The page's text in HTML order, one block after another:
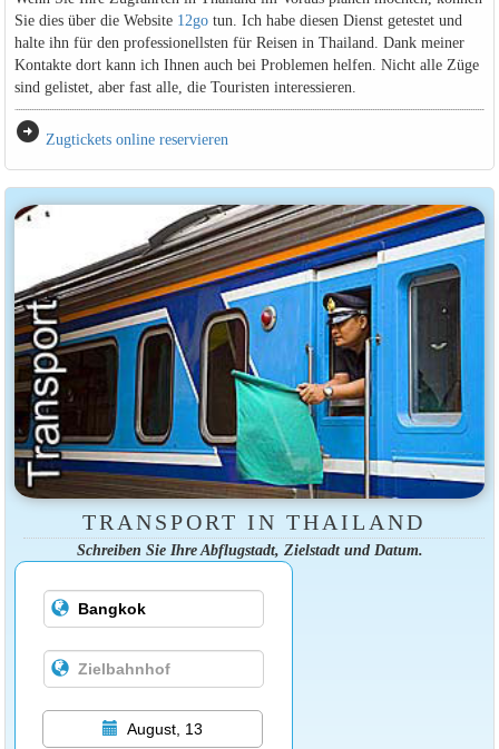
Sie dies über die Website 12gotun. Ich habe diesen Dienst getestet und
halte ihn für den professionellsten für Reisen in Thailand. Dank meiner
Kontakte dort kann ich Ihnen auch bei Problemen helfen. Nicht alle Züge
sind gelistet, aber fast alle, die Touristen interessieren.
arrow_circle_right Zugtickets online reservieren
TRANSPORT IN THAILAND
Schreiben Sie Ihre Abflugstadt, Zielstadt und Datum.
August, 13